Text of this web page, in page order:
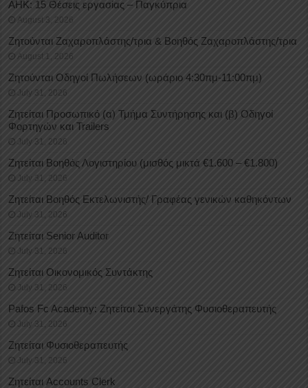
ΑΗΚ: 15 Θέσεις εργασίας – Παγκύπρια
August 3, 2026
Ζητούνται Ζαχαροπλάστης/τρια & Βοηθός Ζαχαροπλάστης/τρια
August 1, 2026
Ζητούνται Οδηγοί Πωλήσεων (ωράριο 4:30πμ-11:00πμ)
July 31, 2026
Ζητείται Προσωπικό (α) Τμήμα Συντήρησης και (β) Οδηγοί
Φορτηγών και Trailers
July 31, 2026
Ζητείται Βοηθός Λογιστηρίου (μισθός μικτά €1.600 – €1.800)
July 31, 2026
Ζητείται Βοηθός Εκτελωνιστής/ Γραφέας γενικών καθηκόντων
July 31, 2026
Ζητείται Senior Auditor
July 31, 2026
Ζητείται Οικονομικός Συντάκτης
July 31, 2026
Pafos Fc Academy: Ζητείται Συνεργάτης Φυσιοθεραπευτής
July 31, 2026
Ζητείται Φυσιοθεραπευτής
July 31, 2026
Ζητείται Accounts Clerk